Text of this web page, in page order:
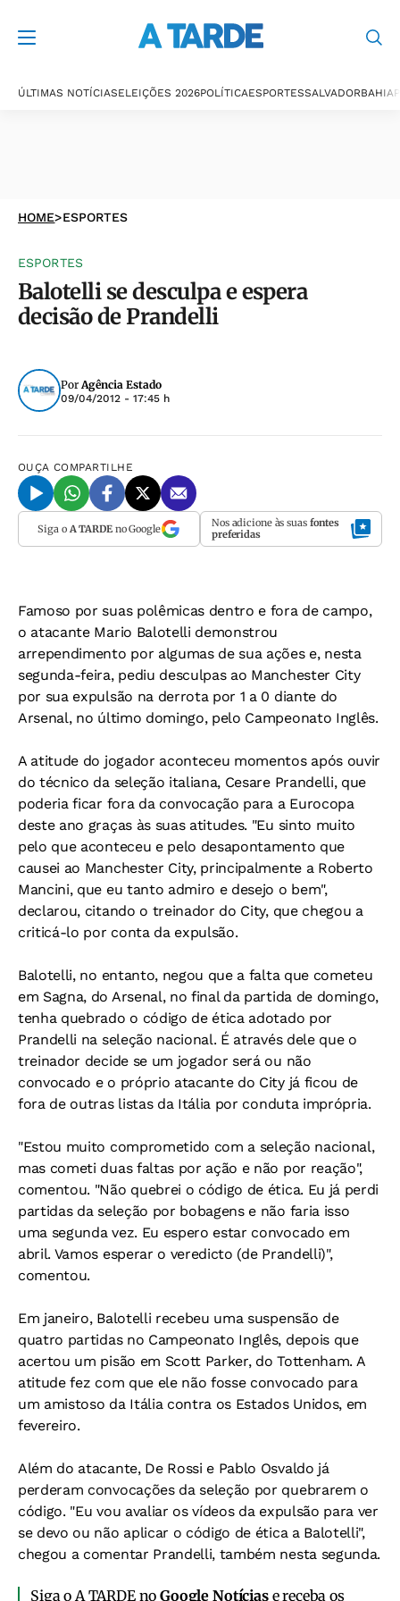
ÚLTIMAS NOTÍCIASELEIÇÕES 2026POLÍTICAESPORTESSALVADORBAHIA
HOME>ESPORTES
ESPORTES
Balotelli se desculpa e espera
decisão de Prandelli
PorAgência Estado
09/04/2012 - 17:45 h
OUÇA COMPARTILHE
Siga o A TARDEno Google Nos adicione às suas fontes
preferidas
Famoso por suas polêmicas dentro e fora de campo,
o atacante Mario Balotelli demonstrou
arrependimento por algumas de sua ações e, nesta
segunda-feira, pediu desculpas ao Manchester City
por sua expulsão na derrota por 1 a 0 diante do
Arsenal, no último domingo, pelo Campeonato Inglês.
A atitude do jogador aconteceu momentos após ouvir
do técnico da seleção italiana, Cesare Prandelli, que
poderia ficar fora da convocação para a Eurocopa
deste ano graças às suas atitudes. "Eu sinto muito
pelo que aconteceu e pelo desapontamento que
causei ao Manchester City, principalmente a Roberto
Mancini, que eu tanto admiro e desejo o bem",
declarou, citando o treinador do City, que chegou a
criticá-lo por conta da expulsão.
Balotelli, no entanto, negou que a falta que cometeu
em Sagna, do Arsenal, no final da partida de domingo,
tenha quebrado o código de ética adotado por
Prandelli na seleção nacional. É através dele que o
treinador decide se um jogador será ou não
convocado e o próprio atacante do City já ficou de
fora de outras listas da Itália por conduta imprópria.
"Estou muito comprometido com a seleção nacional,
mas cometi duas faltas por ação e não por reação",
comentou. "Não quebrei o código de ética. Eu já perdi
partidas da seleção por bobagens e não faria isso
uma segunda vez. Eu espero estar convocado em
abril. Vamos esperar o veredicto (de Prandelli)",
comentou.
Em janeiro, Balotelli recebeu uma suspensão de
quatro partidas no Campeonato Inglês, depois que
acertou um pisão em Scott Parker, do Tottenham. A
atitude fez com que ele não fosse convocado para
um amistoso da Itália contra os Estados Unidos, em
fevereiro.
Além do atacante, De Rossi e Pablo Osvaldo já
perderam convocações da seleção por quebrarem o
código. "Eu vou avaliar os vídeos da expulsão para ver
se devo ou não aplicar o código de ética a Balotelli",
chegou a comentar Prandelli, também nesta segunda.
Siga o A TARDE noGoogle Notíciase receba os